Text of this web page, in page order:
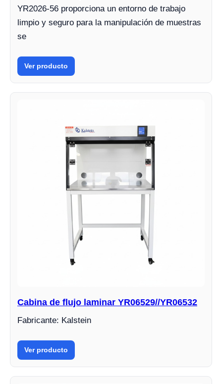
YR2026-56 proporciona un entorno de trabajo
limpio y seguro para la manipulación de muestras
se
Ver producto
Cabina de flujo laminar YR06529//YR06532
Fabricante: Kalstein
Ver producto